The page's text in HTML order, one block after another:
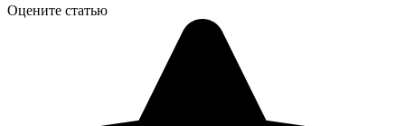
Оцените статью